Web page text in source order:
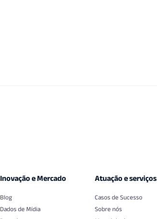
Inovação e Mercado
Blog
Dados de Mídia
Atuação e serviços
Casos de Sucesso
Sobre nós